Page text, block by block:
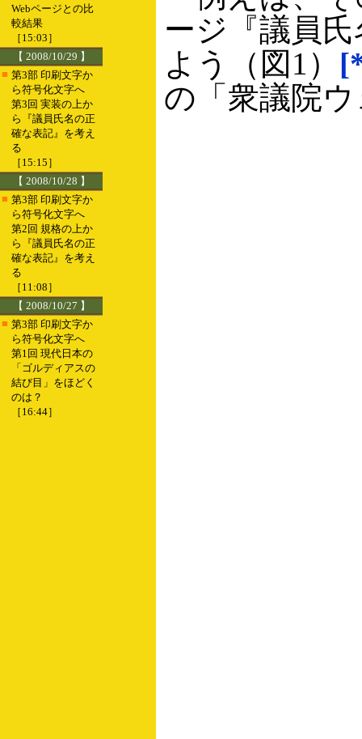
Webページとの比
較結果
［15:03］
【 2008/10/29 】
■ 第3部 印刷文字か
ら符号化文字へ
第3回 実装の上か
ら『議員氏名の正
確な表記』を考え
る
［15:15］
【 2008/10/28 】
■ 第3部 印刷文字か
ら符号化文字へ
第2回 規格の上か
ら『議員氏名の正
確な表記』を考え
る
［11:08］
【 2008/10/27 】
■ 第3部 印刷文字か
ら符号化文字へ
第1回 現代日本の
「ゴルディアスの
結び目」をほどく
のは？
［16:44］
ージ『議員
よう（図1）
の「衆議院